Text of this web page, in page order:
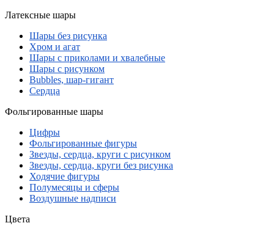
Латексные шары
Шары без рисунка
Хром и агат
Шары с приколами и хвалебные
Шары с рисунком
Bubbles, шар-гигант
Сердца
Фольгированные шары
Цифры
Фольгированные фигуры
Звезды, сердца, круги с рисунком
Звезды, сердца, круги без рисунка
Ходячие фигуры
Полумесяцы и сферы
Воздушные надписи
Цвета